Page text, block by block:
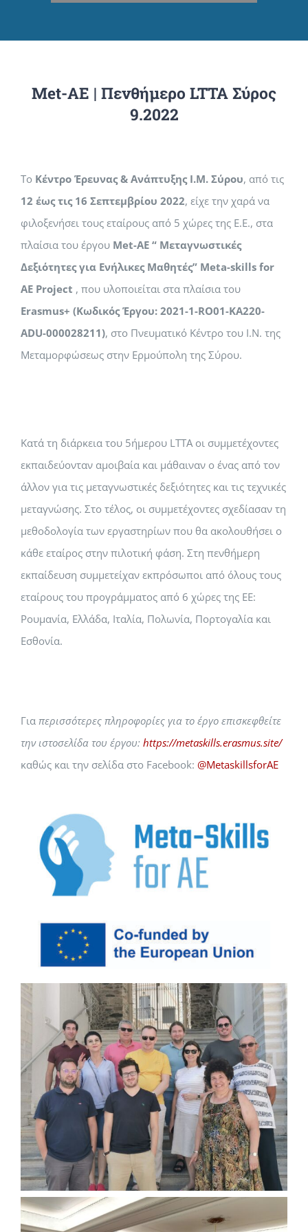
Met-AE | Πενθήμερο LTTA Σύρος
9.2022
Το Κέντρο Έρευνας & Ανάπτυξης Ι.Μ. Σύρου, από τις
12 έως τις 16 Σεπτεμβρίου 2022, είχε την χαρά να
φιλοξενήσει τους εταίρους από 5 χώρες της Ε.Ε., στα
πλαίσια του έργου Met-AE “ Μεταγνωστικές
Δεξιότητες για Ενήλικες Μαθητές” Meta-skills for
AE Project , που υλοποιείται στα πλαίσια του
Erasmus+ (Κωδικός Έργου: 2021-1-RO01-KA220-
ADU-000028211), στο Πνευματικό Κέντρο του Ι.Ν. της
Μεταμορφώσεως στην Ερμούπολη της Σύρου.
Κατά τη διάρκεια του 5ήμερου LTTA οι συμμετέχοντες
εκπαιδεύονταν αμοιβαία και μάθαιναν ο ένας από τον
άλλον για τις μεταγνωστικές δεξιότητες και τις τεχνικές
μεταγνώσης. Στο τέλος, οι συμμετέχοντες σχεδίασαν τη
μεθοδολογία των εργαστηρίων που θα ακολουθήσει ο
κάθε εταίρος στην πιλοτική φάση. Στη πενθήμερη
εκπαίδευση συμμετείχαν εκπρόσωποι από όλους τους
εταίρους του προγράμματος από 6 χώρες της ΕΕ:
Ρουμανία, ​​Ελλάδα, Ιταλία, Πολωνία, Πορτογαλία και
Εσθονία.
Για περισσότερες πληροφορίες για το έργο επισκεφθείτε
την ιστοσελίδα του έργου: https://metaskills.erasmus.site/
καθώς και την σελίδα στο Facebook: @MetaskillsforAE